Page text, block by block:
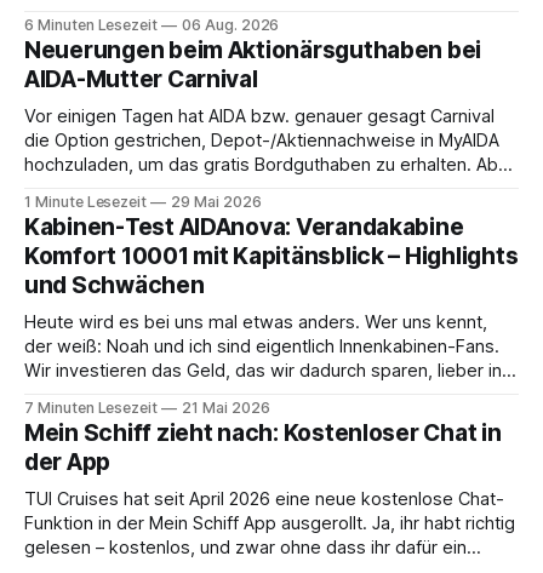
und fahren mit Thurgau Travel die Donau hinunter Richtung
Budapest. Auch
6 Minuten Lesezeit 06 Aug. 2026
Neuerungen beim Aktionärsguthaben bei
AIDA-Mutter Carnival
Vor einigen Tagen hat AIDA bzw. genauer gesagt Carnival
die Option gestrichen, Depot-/Aktiennachweise in MyAIDA
hochzuladen, um das gratis Bordguthaben zu erhalten. Ab
werden, um das Bordguthaben zu erhalten. Bereits vor
einiger Zeit wurde zudem die Möglichkeit gestrichen, das
Bordguthaben per
1 Minute Lesezeit 29 Mai 2026
Kabinen-Test AIDAnova: Verandakabine
Komfort 10001 mit Kapitänsblick – Highlights
und Schwächen
Heute wird es bei uns mal etwas anders. Wer uns kennt,
der weiß: Noah und ich sind eigentlich Innenkabinen-Fans.
Wir investieren das Geld, das wir dadurch sparen, lieber in
Cocktail an der Bar. Auch auf einer unserer letzten Reisen
7 Minuten Lesezeit 21 Mai 2026
Mein Schiff zieht nach: Kostenloser Chat in
der App
TUI Cruises hat seit April 2026 eine neue kostenlose Chat-
Funktion in der Mein Schiff App ausgerollt. Ja, ihr habt richtig
gelesen – kostenlos, und zwar ohne dass ihr dafür ein